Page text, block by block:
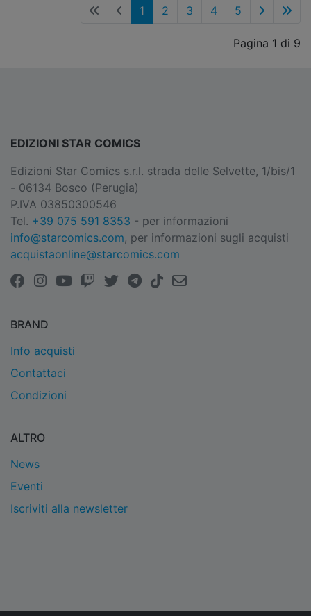
1 2 3 4 5
Pagina 1 di 9
EDIZIONI STAR COMICS
Edizioni Star Comics s.r.l. strada delle Selvette, 1/bis/1
- 06134 Bosco (Perugia)
P.IVA 03850300546
Tel. +39 075 591 8353 - per informazioni
info@starcomics.com, per informazioni sugli acquisti
acquistaonline@starcomics.com
BRAND
Info acquisti
Contattaci
Condizioni
ALTRO
News
Eventi
Iscriviti alla newsletter